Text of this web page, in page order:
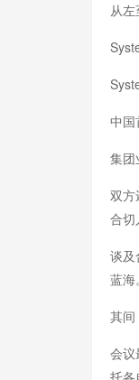
从左
中国
集团
双方
合切
谈及
蓝海
其间
会议